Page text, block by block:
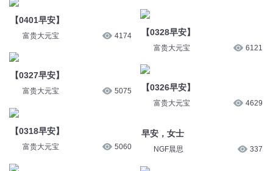
【0401早安】
富贵大元宝 4174
【0327早安】
富贵大元宝 5075
【0318早安】
富贵大元宝 5060
【0328早安】
富贵大元宝 6121
【0326早安】
富贵大元宝 4629
早安，女士
NGF晨思 337